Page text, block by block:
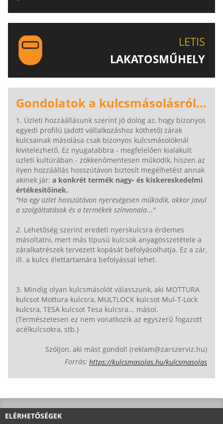
LETIS
LAKATOSMŰHELY
Gondolatok a kulcsmásolásról...
1. Üzleti hozzáállásunk szerint jó dolog az, hogy bizonyos
egyedi profilú (adott vállalkozáshoz köthető) zárak
kulcsainak másolása csak bizonyos kulcsmásolóknál
kivitelezhető. Ez nyugatabbra - megfelelően kialakult
üzleti kultúrában - zökkenőmentesen működik, hiszen az
ilyen hozzáállás hosszútávon biztosít megélhetést annak
akinek jár: a konkrét termék nagy- és kiskereskedelmi
értékesítőinek.
"Ha egy üzlet hosszútávon nyereségesen működik, akkor javul
a szolgáltatások és a termékek színvonala..."
2. Lehetőség szerint eredeti nyerskulcsra érdemes
másoltatni, mert más típusú kulcsok anyagösszetétele a
záralkatrészek tervezett kopását befolyásolhatja. Ez a zár,
ill. a kulcs élettartamára befolyással lehet.
3. Mindig olyan kulcsmásolót válasszunk, aki MOTTURA
kulcsot Mottura kulcsra, MULTLOCK kulcsot Mul-T-Lock
kulcsra, TESA kulcsot Tesa kulcsra... másol.
(Természetesen ez nem vonatkozik az egyszerű fogazott
acélkulcsokra, stb.)
Szóljon, aki mást gondol! (reklam@zarszerviz.hu)
Forrás: https://kulcsmasolas.hu/kulcsmasolas
ELÉRHETŐSÉGEK